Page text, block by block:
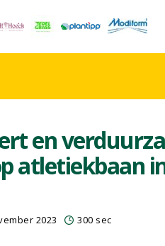
en
atletiekbaan
2023 300 sec